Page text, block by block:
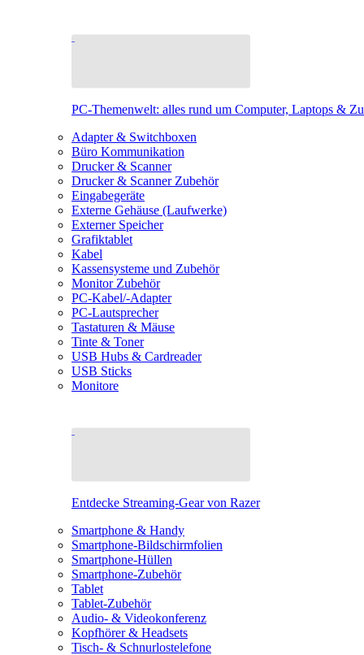
PC-Themenwelt: alles rund um Computer, Laptops &
Adapter & Switchboxen
Büro Kommunikation
Drucker & Scanner
Drucker & Scanner Zubehör
Eingabegeräte
Externe Gehäuse (Laufwerke)
Externer Speicher
Grafiktablet
Kabel
Kassensysteme und Zubehör
Monitor Zubehör
PC-Kabel/-Adapter
PC-Lautsprecher
Tastaturen & Mäuse
Tinte & Toner
USB Hubs & Cardreader
USB Sticks
Monitore
Entdecke Streaming-Gear von Razer
Smartphone & Handy
Smartphone-Bildschirmfolien
Smartphone-Hüllen
Smartphone-Zubehör
Tablet
Tablet-Zubehör
Audio- & Videokonferenz
Kopfhörer & Headsets
Tisch- & Schnurlostelefone